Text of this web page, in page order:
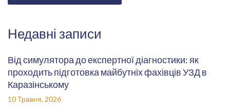
Недавні записи
Від симулятора до експертної діагностики: як
проходить підготовка майбутніх фахівців УЗД в
Каразінському
10 Травня, 2026